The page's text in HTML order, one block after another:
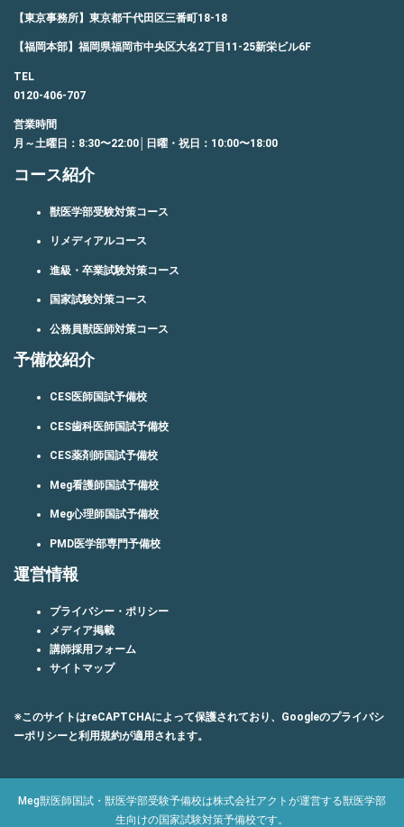
【東京事務所】東京都千代田区三番町18-18
【福岡本部】福岡県福岡市中央区大名2丁目11-25新栄ビル6F
TEL
0120-406-707
営業時間
月～土曜日：8:30〜22:00│日曜・祝日：10:00〜18:00
コース紹介
獣医学部受験対策コース
リメディアルコース
進級・卒業試験対策コース
国家試験対策コース
公務員獣医師対策コース
予備校紹介
CES医師国試予備校
CES歯科医師国試予備校
CES薬剤師国試予備校
Meg看護師国試予備校
Meg心理師国試予備校
PMD医学部専門予備校
運営情報
プライバシー・ポリシー
メディア掲載
講師採用フォーム
サイトマップ
※このサイトはreCAPTCHAによって保護されており、Googleのプライバシ
ーポリシーと利用規約が適用されます。
Meg獣医師国試・獣医学部受験予備校は株式会社アクトが運営する獣医学部
生向けの国家試験対策予備校です。